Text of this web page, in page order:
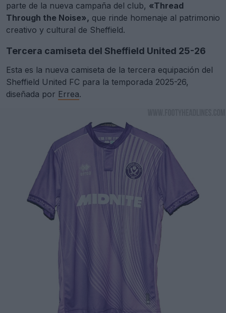
parte de la nueva campaña del club, «Thread
Through the Noise», que rinde homenaje al patrimonio
creativo y cultural de Sheffield.
Tercera camiseta del Sheffield United 25-26
Esta es la nueva camiseta de la tercera equipación del
Sheffield United FC para la temporada 2025-26,
diseñada por Errea.